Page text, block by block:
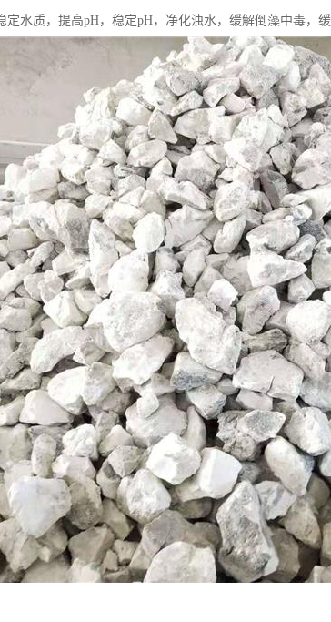
定水质，提高pH，稳定pH，净化浊水，缓解倒藻中毒，缓